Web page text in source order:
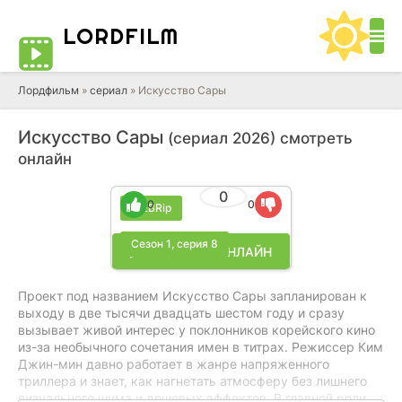
LORDFILM
Лордфильм » cериал » Искусство Сары
Искусство Сары (сериал 2026) смотреть
онлайн
WEBRip
Сезон 1, серия 8
0
0 0
▶ СМОТРЕТЬ ОНЛАЙН
Проект под названием Искусство Сары запланирован к
выходу в две тысячи двадцать шестом году и сразу
вызывает живой интерес у поклонников корейского кино
из-за необычного сочетания имен в титрах. Режиссер Ким
Джин-мин давно работает в жанре напряженного
триллера и знает, как нагнетать атмосферу без лишнего
визуального шума и дешевых эффектов. В главной роли